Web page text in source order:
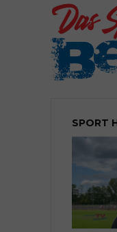
SPORT